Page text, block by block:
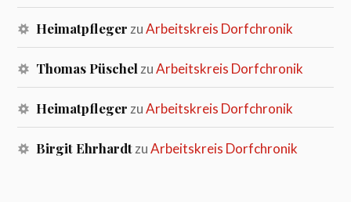
Heimatpfleger zuArbeitskreis Dorfchronik
Thomas Püschel zuArbeitskreis Dorfchronik
Heimatpfleger zuArbeitskreis Dorfchronik
Birgit EhrhardtzuArbeitskreis Dorfchronik